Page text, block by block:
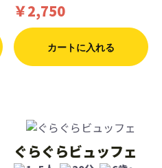
￥2,750
カートに入れる
ぐらぐらビュッフェ